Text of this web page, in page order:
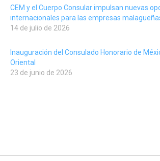
CEM y el Cuerpo Consular impulsan nuevas
internacionales para las empresas
14 de julio de 2026
Inauguración del Consulado Honorario de
Oriental
23 de junio de 2026